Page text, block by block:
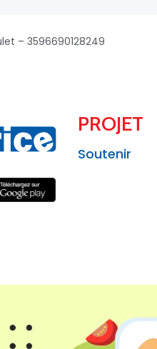
– 3596690128249
PROJET
Soutenir